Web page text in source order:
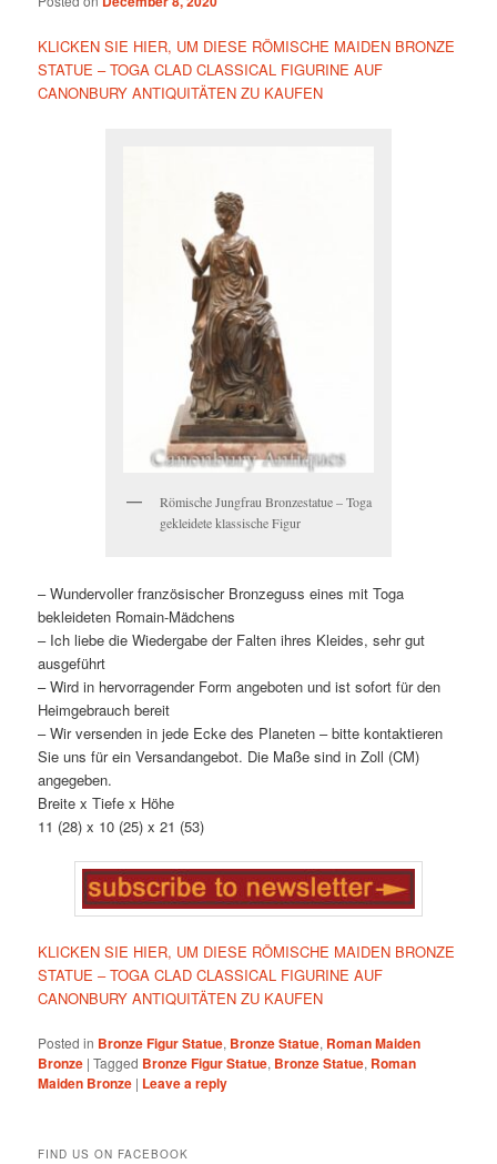
KLICKEN SIE HIER, UM DIESE RÖMISCHE MAIDEN BRONZE
STATUE – TOGA CLAD CLASSICAL FIGURINE AUF
CANONBURY ANTIQUITÄTEN ZU KAUFEN
Römische Jungfrau Bronzestatue – Toga
gekleidete klassische Figur
– Wundervoller französischer Bronzeguss eines mit Toga
bekleideten Romain-Mädchens
– Ich liebe die Wiedergabe der Falten ihres Kleides, sehr gut
ausgeführt
– Wird in hervorragender Form angeboten und ist sofort für den
Heimgebrauch bereit
– Wir versenden in jede Ecke des Planeten – bitte kontaktieren
Sie uns für ein Versandangebot. Die Maße sind in Zoll (CM)
angegeben.
Breite x Tiefe x Höhe
11 (28) x 10 (25) x 21 (53)
KLICKEN SIE HIER, UM DIESE RÖMISCHE MAIDEN BRONZE
STATUE – TOGA CLAD CLASSICAL FIGURINE AUF
CANONBURY ANTIQUITÄTEN ZU KAUFEN
Posted in Bronze Figur Statue, Bronze Statue, Roman Maiden
Bronze |Tagged Bronze Figur Statue, Bronze Statue, Roman
Maiden Bronze | Leave a reply
FIND US ON FACEBOOK